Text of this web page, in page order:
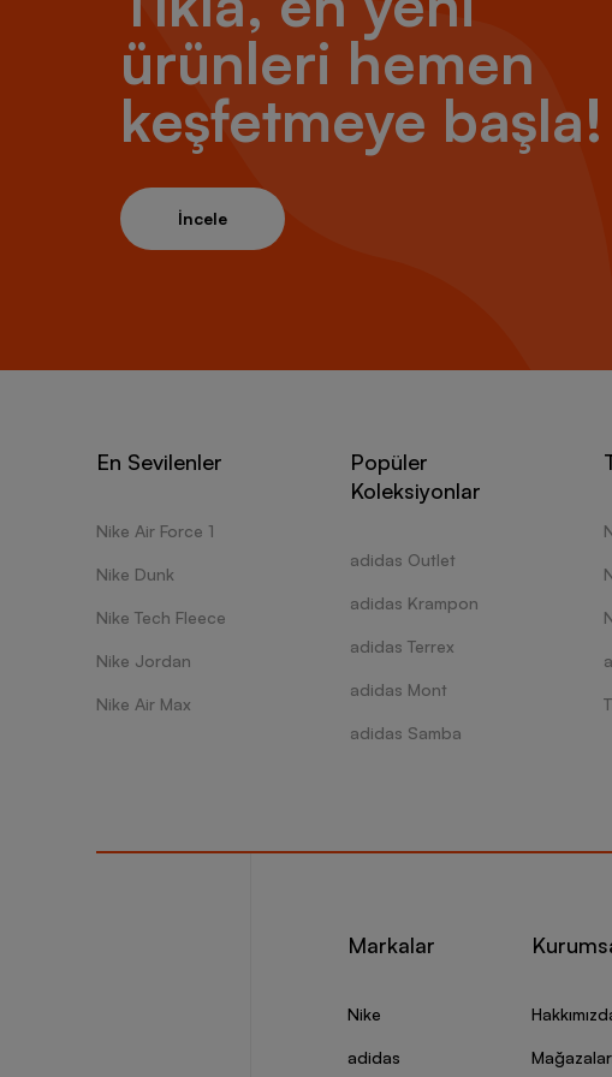
ürünleri hemen
keşfetmeye başla!
İncele
En Sevilenler
Nike Air Force 1
Nike Dunk
Nike Tech Fleece
Nike Jordan
Nike Air Max
Popüler
Koleksiyonlar
adidas Outlet
adidas Krampon
adidas Terrex
adidas Mont
adidas Samba
Markalar
Nike
adidas